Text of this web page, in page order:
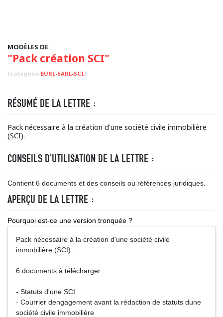
MODÈLES DE
"Pack création SCI"
(categorie EURL-SARL-SCI)
RÉSUMÉ DE LA LETTRE :
Pack nécessaire à la création d'une société civile immobilière
(SCI).
CONSEILS D'UTILISATION DE LA LETTRE :
Contient 6 documents et des conseils ou références juridiques.
APERÇU DE LA LETTRE :
Pourquoi est-ce une version tronquée ?
Pack nécessaire à la création d'une société civile
immobilière (SCI) :
6 documents à télécharger :
- Statuts d'une SCI
- Courrier dengagement avant la rédaction de statuts dune
société civile immobilière